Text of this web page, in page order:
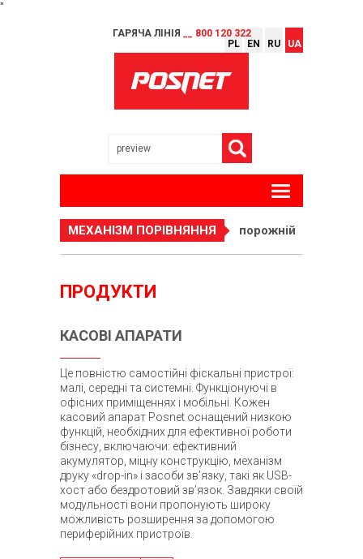
"
ГАРЯЧА ЛІНІЯ __ 800 120 322
PL
EN RU UA
МЕХАНІЗМ ПОРІВНЯННЯ порожній
ПРОДУКТИ
КАСОВІ АПАРАТИ
Це повністю самостійні фіскальні пристрої:
малі, середні та системні. Функціонуючі в
офісних приміщеннях і мобільні. Кожен
касовий апарат Posnet оснащений низкою
функцій, необхідних для ефективної роботи
бізнесу, включаючи: ефективний
акумулятор, міцну конструкцію, механізм
друку «drop-in» і засоби зв’язку, такі як USB-
хост або бездротовий зв’язок. Завдяки своїй
модульності вони пропонують широку
можливість розширення за допомогою
периферійних пристроїв.